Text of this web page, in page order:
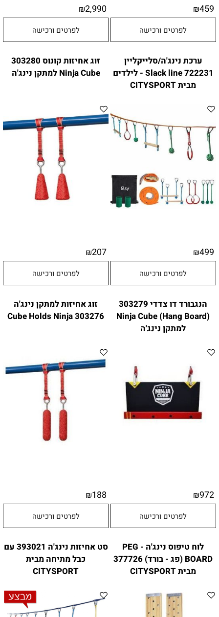
₪459
לפרטים ורכישה
₪2,990
לפרטים ורכישה
ערכת נינג'ה/סלייקליין
722231 Slack line - לילדים
מבית CITYSPORT
₪499
לפרטים ורכישה
זוג אחיזות קונוס 303280
Ninja Cube למתקן נינג'ה
₪207
לפרטים ורכישה
הנגבורד דו צדדי 303279
(Hang Board) Ninja Cube
למתקן נינג'ה
₪972
לפרטים ורכישה
זוג אחיזות למתקן נינג'ה
303276 Cube Holds Ninja
₪188
לפרטים ורכישה
לוח טיפוס נינג'ה PEG -
BOARD (פג - בורד) 377726
מבית CITYSPORT
סט אחיזות נינג'ה 393021 עם
כבל מתיחה מבית
CITYSPORT